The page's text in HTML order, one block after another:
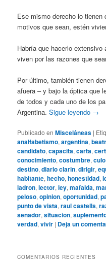
Ese mismo derecho lo
motivos que sean, estén
Habría que hacerlo extensivo
viven por las razones que
Por último, también tienen
afuera – y bajo la óptica que
de todos y cada uno de los
Argentina.Sigue leyendo →
Publicado en Misceláneas |
analfabetismo,argentina,
candidato,capacita,carta,
conocimiento,costumbre,culo
destino,diario clarin,dirigir,
habitante,hecho,honestidad,
ladron,lector,ley,mafalda,
peloso,opinion,oportunidad,
punto de vista,raul castells,
senador,situacion,
verdad,vivir | Deja un
COMENTARIOS RECIENTES